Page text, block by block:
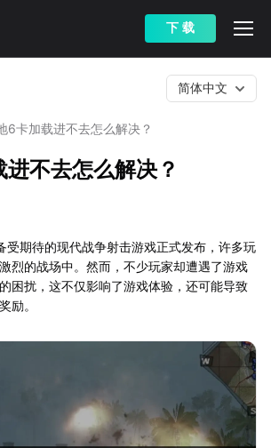
下 载
6卡加载进不去怎么解决？
简体中文
不去怎么解决？
受期待的现代战争射击游戏正式发布，许多玩
烈的战场中。然而，不少玩家却遭遇了游戏
困扰，这不仅影响了游戏体验，还可能导致
励。